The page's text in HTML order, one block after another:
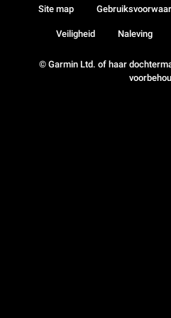
© Garmin Ltd. of haar
Site map
Veiligheid Naleving